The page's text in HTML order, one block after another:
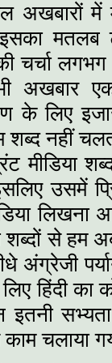
में
इसका
चर्चा
अखबार
के लिए
शब्द नहीं
मीडिया
उसमें
शब्दों से हम
अंग्रेजी
लिए हिंदी
इतनी
चलाया